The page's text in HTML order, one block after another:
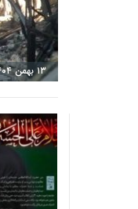
۱۳ بهمن ۱۴۰۴
۳۰ بهمن ۱۴۰۳